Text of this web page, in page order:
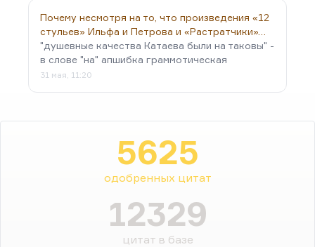
Почему несмотря на то, что произведения «12
стульев» Ильфа и Петрова и «Растратчики»…
"душевные качества Катаева были на таковы" -
в слове "на" апшибка граммотическая
31 мая, 11:20
5625
одобренных цитат
12329
цитат в базе